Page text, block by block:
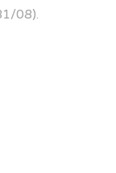
08).